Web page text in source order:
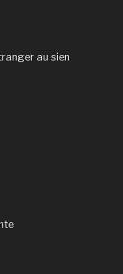
au sien